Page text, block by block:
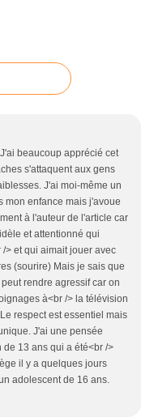
beaucoup apprécié cet
s'attaquent aux gens
J'ai moi-même un
mon enfance mais j'avoue
à l'auteur de l'article car
et attentionné qui
> et qui aimait jouer avec
(sourire) Mais je sais que
rendre agressif car on
à<br /> la télévision
respect est essentiel mais
J'ai une pensée
13 ans qui a été<br />
il y a quelques jours
adolescent de 16 ans.